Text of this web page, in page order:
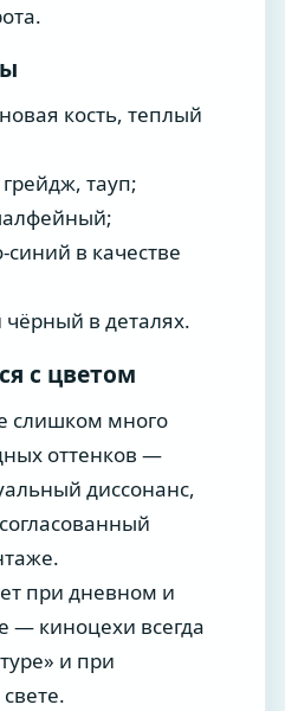
кость, теплый
тауп;
в качестве
в деталях.
с цветом
слишком много
оттенков —
диссонанс,
при дневном и
— киноцехи всегда
и при